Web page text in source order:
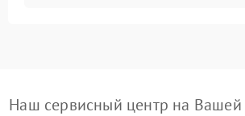
Наш сервисный центр на Вашей